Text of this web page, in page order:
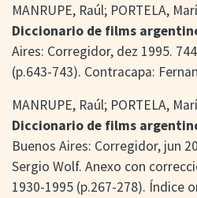
MANRUPE, Raúl; PORTELA,
Diccionario de films
Aires: Corregidor, dez 1995.
(p.643-743). Contracapa:
MANRUPE, Raúl; PORTELA,
Diccionario de films
Buenos Aires: Corregidor, jun
Sergio Wolf. Anexo con
1930-1995 (p.267-278). Índice